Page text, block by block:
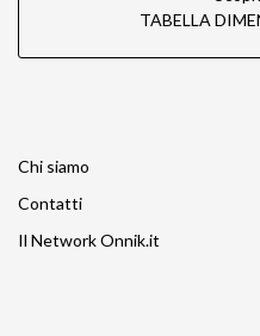
TABELLA
Chi siamo
Contatti
Il Network Onnik.it